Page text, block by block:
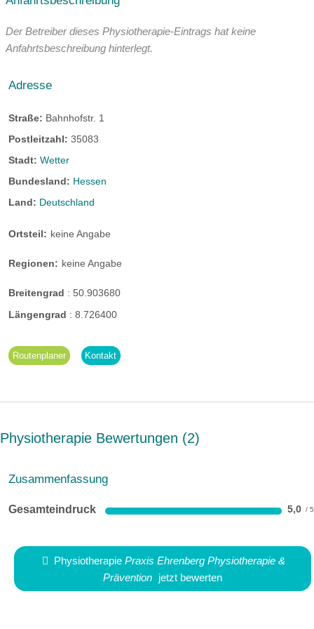
Der Betreiber dieses Physiotherapie-Eintrags hat keine
Anfahrtsbeschreibung hinterlegt.
Adresse
Straße: Bahnhofstr. 1
Postleitzahl: 35083
Stadt: Wetter
Bundesland: Hessen
Land: Deutschland
Ortsteil: keine Angabe
Regionen: keine Angabe
Breitengrad : 50.903680
Längengrad : 8.726400
Routenplaner Kontakt
Physiotherapie Bewertungen 2
Zusammenfassung
Gesamteindruck 5,0
PhysiotherapiePraxis Ehrenberg Physiotherapie &
Prävention jetzt bewerten